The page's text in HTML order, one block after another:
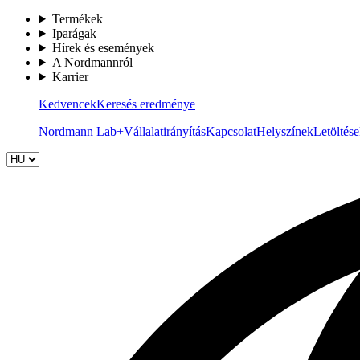
Termékek
Iparágak
Hírek és események
A Nordmannról
Karrier
KedvencekKeresés eredménye
Nordmann Lab+VállalatirányításKapcsolatHelyszínek